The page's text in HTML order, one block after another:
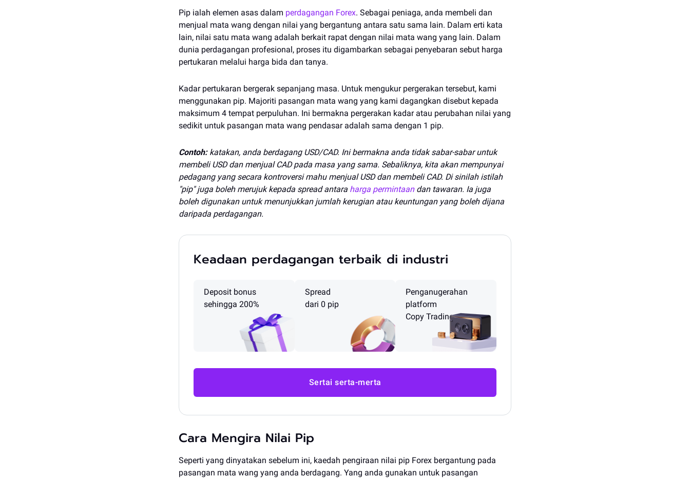
Pip ialah elemen asas dalam perdagangan Forex. Sebagai peniaga, anda membeli dan
menjual mata wang dengan nilai yang bergantung antara satu sama lain. Dalam erti kata
lain, nilai satu mata wang adalah berkait rapat dengan nilai mata wang yang lain. Dalam
dunia perdagangan profesional, proses itu digambarkan sebagai penyebaran sebut harga
pertukaran melalui harga bida dan tanya.
Kadar pertukaran bergerak sepanjang masa. Untuk mengukur pergerakan tersebut, kami
menggunakan pip. Majoriti pasangan mata wang yang kami dagangkan disebut kepada
maksimum 4 tempat perpuluhan. Ini bermakna pergerakan kadar atau perubahan nilai yang
sedikit untuk pasangan mata wang pendasar adalah sama dengan 1 pip.
Contoh:katakan, anda berdagang USD/CAD. Ini bermakna anda tidak sabar-sabar untuk
membeli USD dan menjual CAD pada masa yang sama. Sebaliknya, kita akan mempunyai
pedagang yang secara kontroversi mahu menjual USD dan membeli CAD. Di sinilah istilah
"pip" juga boleh merujuk kepada spread antara harga permintaandan tawaran. Ia juga
boleh digunakan untuk menunjukkan jumlah kerugian atau keuntungan yang boleh dijana
daripada perdagangan.
Keadaan perdagangan terbaik di industri
Deposit bonus
sehingga 200%
Spread
dari 0 pip
Penganugerahan
platform
Copy Trading
Sertai serta-merta
Cara Mengira Nilai Pip
Seperti yang dinyatakan sebelum ini, kaedah pengiraan nilai pip Forex bergantung pada
pasangan mata wang yang anda berdagang. Yang anda gunakan untuk pasangan